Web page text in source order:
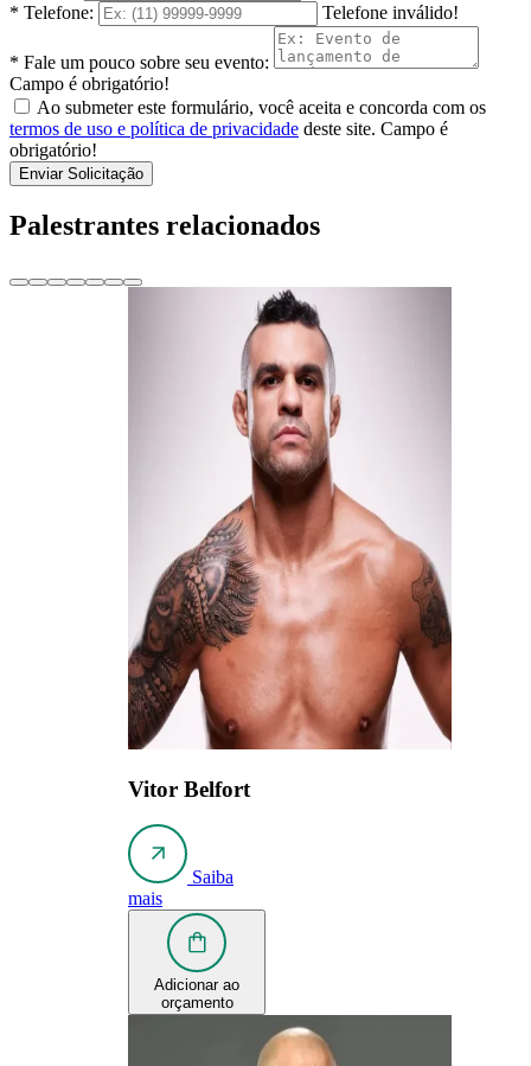
* Telefone:
Telefone inválido!
* Fale um pouco sobre seu evento:
Campo é obrigatório!
Ao submeter este formulário, você aceita e concorda com os
termos de uso e política de privacidade deste site. Campo é
obrigatório!
Enviar Solicitação
Palestrantes relacionados
Vitor Belfort
Saiba
mais
Adicionar ao
orçamento